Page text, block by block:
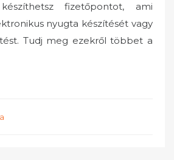
fizetőpontot, ami
nyugta készítését vagy
Tudj meg ezekről többet a